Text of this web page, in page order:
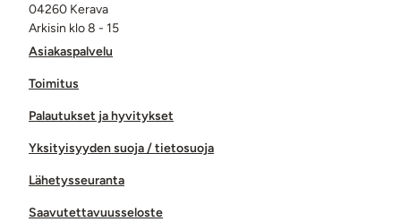
Asiakaspalvelu
Toimitus
Palautukset ja hyvitykset
Yksityisyyden suoja / tietosuoja
Lähetysseuranta
Saavutettavuusseloste
04260 Kerava
Arkisin klo 8 - 15